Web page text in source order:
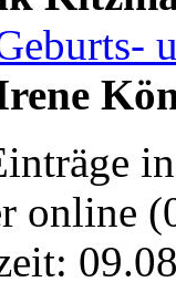
online